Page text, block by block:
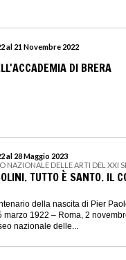
al 21 Novembre 2022
DI BRERA
al 28 Maggio 2023
NAZIONALE DELLE ARTI DEL XXI
TUTTO È SANTO. IL
della nascita di Pier
marzo 1922 – Roma, 2
nazionale delle...